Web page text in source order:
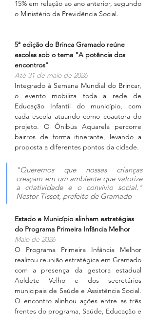
15% em relação ao ano anterior, segundo
o Ministério da Previdência Social.
5ª edição do Brinca Gramado reúne
escolas sob o tema "A potência dos
encontros"
Até 31 de maio de 2026
Integrado à Semana Mundial do Brincar,
o evento mobiliza toda a rede de
Educação Infantil do município, com
cada escola atuando como coautora do
projeto. O Ônibus Aquarela percorre
bairros de forma itinerante, levando a
proposta a diferentes pontos da cidade.
"Queremos que nossas crianças
cresçam em um ambiente que valorize
a criatividade e o convívio social."
Nestor Tissot, prefeito de Gramado
Estado e Município alinham estratégias
do Programa Primeira Infância Melhor
Maio de 2026
O Programa Primeira Infância Melhor
realizou reunião estratégica em Gramado
com a presença da gestora estadual
Aoldete Velho e dos secretários
municipais de Saúde e Assistência Social.
O encontro alinhou ações entre as três
frentes do programa, Saúde, Educação e